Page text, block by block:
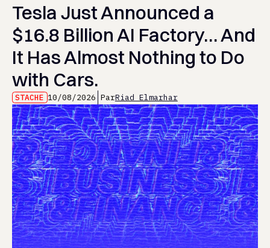
Tesla Just Announced a
$16.8 Billion AI Factory… And
It Has Almost Nothing to Do
with Cars.
STACHE 10/08/2026 ParRiad Elmarhar